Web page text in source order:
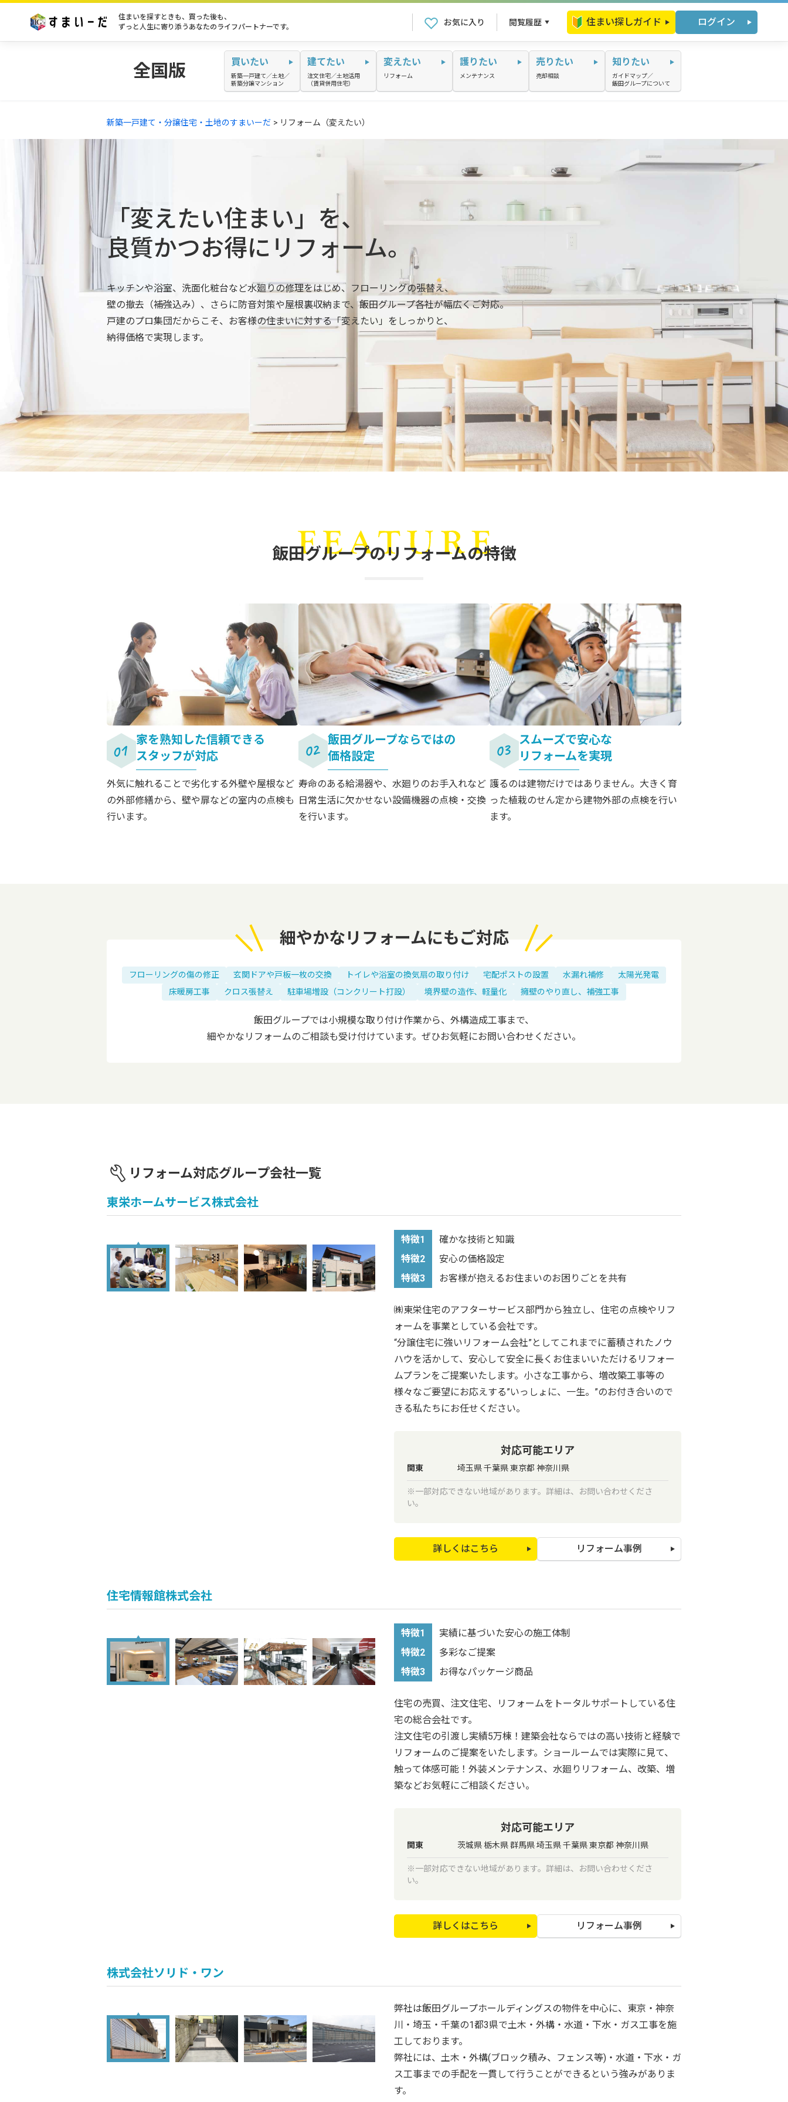
住まいを探すときも、買った後も、
ずっと人生に寄り添うあなたのライフパートナーです。
お気に入り 閲覧履歴 住まい探しガイド ログイン
全国版 買いたい
新築一戸建て／土地／
新築分譲マンション
建てたい
注文住宅／土地活用
（賃貸併用住宅）
変えたい
リフォーム
護りたい
メンテナンス
売りたい
売却相談
知りたい
ガイドマップ／
飯田グループについて
新築一戸建て・分譲住宅・土地のすまいーだ リフォーム（変えたい）
「変えたい住まい」を、
良質かつお得にリフォーム。
キッチンや浴室、洗面化粧台など水廻りの修理をはじめ、フローリングの張替え、
壁の撤去（補強込み）、さらに防音対策や屋根裏収納まで、飯田グループ各社が幅広くご対応。
戸建のプロ集団だからこそ、お客様の住まいに対する「変えたい」をしっかりと、
納得価格で実現します。
飯田グループのリフォームの特徴
家を熟知した信頼できる
スタッフが対応
外気に触れることで劣化する外壁や屋根など
の外部修繕から、壁や扉などの室内の点検も
行います。
飯田グループならではの
価格設定
寿命のある給湯器や、水廻りのお手入れなど
日常生活に欠かせない設備機器の点検・交換
を行います。
スムーズで安心な
リフォームを実現
護るのは建物だけではありません。大きく育
った植栽のせん定から建物外部の点検を行い
ます。
細やかなリフォームにもご対応
フローリングの傷の修正 玄関ドアや戸板一枚の交換 トイレや浴室の換気扇の取り付け 宅配ポストの設置 水漏れ補修
太陽光発電
床暖房工事
クロス張替え 駐車場増設（コンクリート打設） 境界壁の造作、軽量化 擁壁のやり直し、補強工事
飯田グループでは小規模な取り付け作業から、外構造成工事まで、
細やかなリフォームのご相談も受け付けています。ぜひお気軽にお問い合わせください。
リフォーム対応グループ会社一覧
東栄ホームサービス株式会社
特徴1
確かな技術と知識
特徴2
安心の価格設定
特徴3
お客様が抱えるお住まいのお困りごとを共有
㈱東栄住宅のアフターサービス部門から独立し、住宅の点検やリフ
ォームを事業としている会社です。
“分譲住宅に強いリフォーム会社”としてこれまでに蓄積されたノウ
ハウを活かして、安心して安全に長くお住まいいただけるリフォー
ムプランをご提案いたします。小さな工事から、増改築工事等の
様々なご要望にお応えする”いっしょに、一生。”のお付き合いので
きる私たちにお任せください。
対応可能エリア
関東 埼玉県 千葉県 東京都 神奈川県
※一部対応できない地域があります。詳細は、お問い合わせくださ
い。
詳しくはこちら リフォーム事例
住宅情報館株式会社
特徴1
実績に基づいた安心の施工体制
特徴2
多彩なご提案
特徴3
お得なパッケージ商品
住宅の売買、注文住宅、リフォームをトータルサポートしている住
宅の総合会社です。
注文住宅の引渡し実績5万棟！建築会社ならではの高い技術と経験で
リフォームのご提案をいたします。ショールームでは実際に見て、
触って体感可能！外装メンテナンス、水廻りリフォーム、改築、増
築などお気軽にご相談ください。
対応可能エリア
関東 茨城県 栃木県 群馬県 埼玉県 千葉県 東京都 神奈川県
※一部対応できない地域があります。詳細は、お問い合わせくださ
い。
詳しくはこちら リフォーム事例
株式会社ソリド・ワン
弊社は飯田グループホールディングスの物件を中心に、東京・神奈
川・埼玉・千葉の1都3県で土木・外構・水道・下水・ガス工事を施
工しております。
弊社には、土木・外構(ブロック積み、フェンス等)・水道・下水・ガ
ス工事までの手配を一貫して行うことができるという強みがありま
す。